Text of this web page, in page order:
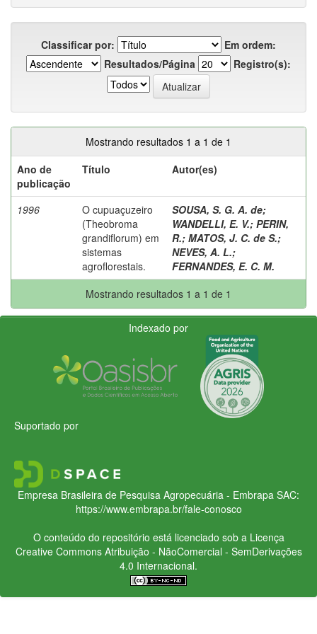
Classificar por:
Em ordem:
Resultados/Página
Registro(s):
Mostrando resultados 1 a 1 de 1
Ano de
publicação
Título Autor(es)
1996
O cupuaçuzeiro
(Theobroma
grandiflorum) em
sistemas
agroflorestais.
SOUSA, S. G. A. de;
WANDELLI, E. V.; PERIN,
R.; MATOS, J. C. de S.;
NEVES, A. L.;
FERNANDES, E. C. M.
Mostrando resultados 1 a 1 de 1
Indexado por
Suportado por
Empresa Brasileira de Pesquisa Agropecuária - Embrapa SAC:
https://www.embrapa.br/fale-conosco
O conteúdo do repositório está licenciado sob a Licença
Creative CommonsAtribuição - NãoComercial - SemDerivações
4.0 Internacional.